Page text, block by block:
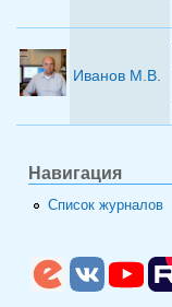
Иванов М.В.
Навигация
Список журналов